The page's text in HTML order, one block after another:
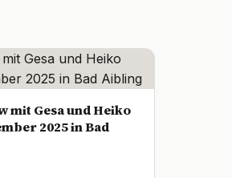
mit Gesa und Heiko
2025 in Bad